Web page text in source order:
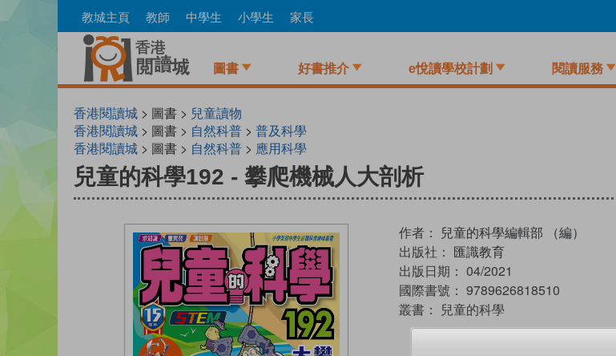
to
教城主頁 教師 中學生 小學生 家長
圖書 好書推介 e悅讀學校計劃 閱讀服務
香港閱讀城 > 圖書 > 兒童讀物
香港閱讀城 > 圖書 > 自然科普 > 普及科學
香港閱讀城 > 圖書 > 自然科普 > 應用科學
兒童的科學192 - 攀爬機械人大剖析
作者： 兒童的科學編輯部 （編）
出版社： 匯識教育
出版日期： 04/2021
國際書號： 9789626818510
叢書： 兒童的科學